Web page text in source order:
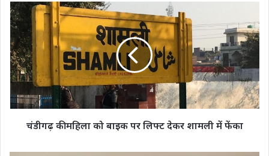
चंडीगढ़
की
महिला
को
बाइक
पर
लिफ्ट
देकर
शामली
चंडीगढ़ की महिला को बाइक पर लिफ्ट देकर शामली में फेंका